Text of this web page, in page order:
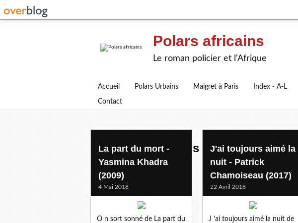
Polars africains
Le roman policier et l'Afrique
Accueil Polars Urbains Maigret à Paris Index - A-L
Contact
romans en francais
La part du mort -
Yasmina Khadra
(2009)
4 Mai 2018
O n sort sonné de La part du
J'ai toujours aimé la
nuit - Patrick
Chamoiseau (2017)
22 Avril 2018
J ’ai toujours aimé la nuit de